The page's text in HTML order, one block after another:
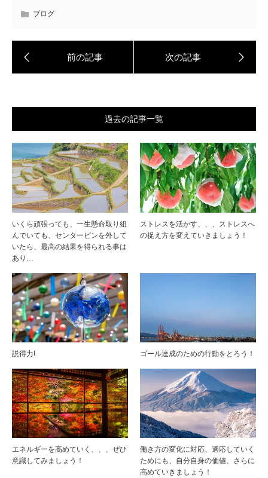
ブログ
過去の記事一覧
いくら頑張っても、一生懸命取り組
んでいても、センターピンを外して
いたら、最高の結果を得られる事は
あり…
ストレスを活かす、、、ストレスへ
の捉え方を変えていきましょう！
説得力! ゴール達成のための行動をとろう！
エネルギーを高めていく、、、ぜひ
意識してみましょう！
働き方の変化に対応、適応していく
ためにも、自分自身の価値、さらに
高めていきましょう！